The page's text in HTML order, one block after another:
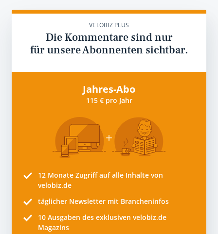
VELOBIZ PLUS
Die Kommentare sind nur
für unsere Abonnenten sichtbar.
Jahres-Abo
115 € pro Jahr
12 Monate Zugriff auf alle Inhalte von
velobiz.de
täglicher Newsletter mit Brancheninfos
10 Ausgaben des exklusiven velobiz.de
Magazins